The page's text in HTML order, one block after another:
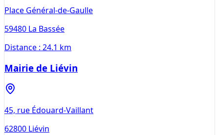
Place Général-de-Gaulle
59480 La Bassée
Distance : 24.1 km
Mairie de Liévin
45, rue Édouard-Vaillant
62800 Liévin